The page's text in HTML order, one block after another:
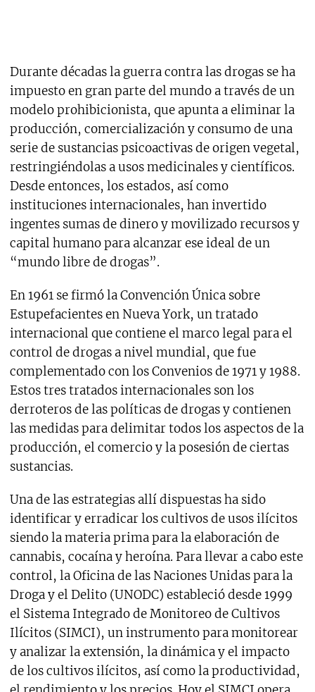
Durante décadas la guerra contra las drogas se ha
impuesto en gran parte del mundo a través de un
modelo prohibicionista, que apunta a eliminar la
producción, comercialización y consumo de una
serie de sustancias psicoactivas de origen vegetal,
restringiéndolas a usos medicinales y científicos.
Desde entonces, los estados, así como
instituciones internacionales, han invertido
ingentes sumas de dinero y movilizado recursos y
capital humano para alcanzar ese ideal de un
“mundo libre de drogas”.
En 1961 se firmó la Convención Única sobre
Estupefacientes en Nueva York, un tratado
internacional que contiene el marco legal para el
control de drogas a nivel mundial, que fue
complementado con los Convenios de 1971 y 1988.
Estos tres tratados internacionales son los
derroteros de las políticas de drogas y contienen
las medidas para delimitar todos los aspectos de la
producción, el comercio y la posesión de ciertas
sustancias.
Una de las estrategias allí dispuestas ha sido
identificar y erradicar los cultivos de usos ilícitos
siendo la materia prima para la elaboración de
cannabis, cocaína y heroína. Para llevar a cabo este
control, la Oficina de las Naciones Unidas para la
Droga y el Delito (UNODC) estableció desde 1999
el Sistema Integrado de Monitoreo de Cultivos
Ilícitos (SIMCI), un instrumento para monitorear
y analizar la extensión, la dinámica y el impacto
de los cultivos ilícitos, así como la productividad,